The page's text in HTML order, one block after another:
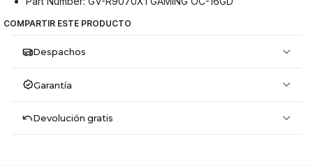
COMPARTIR ESTE PRODUCTO
Despachos
Garantía
Devolución gratis